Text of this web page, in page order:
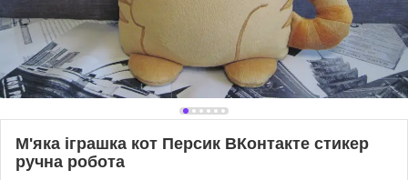
М'яка іграшка кот Персик ВКонтакте стикер
ручна робота